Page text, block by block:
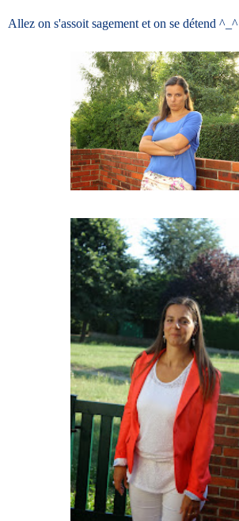
Allez on s'assoit sagement et on se détend ^_^